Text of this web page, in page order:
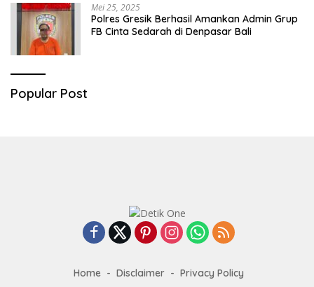
Mei 25, 2025
Polres Gresik Berhasil Amankan Admin Grup
FB Cinta Sedarah di Denpasar Bali
Popular Post
Home Disclaimer
Privacy Policy